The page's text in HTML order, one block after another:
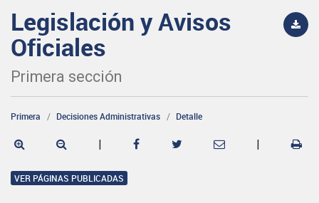
Legislación y Avisos
Oficiales
Primera sección
Primera Decisiones Administrativas Detalle
| |
VER PÁGINAS PUBLICADAS